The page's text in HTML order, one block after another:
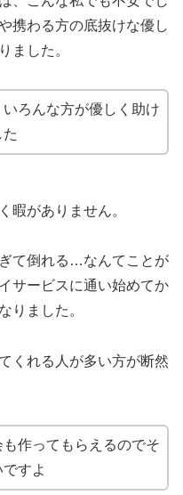
携わる方の底抜けな優し
ました。
ろんな方が優しく助け
暇がありません。
て倒れる…なんてことが
サービスに通い始めてか
りました。
くれる人が多い方が断然
作ってもらえるのでそ
すよ